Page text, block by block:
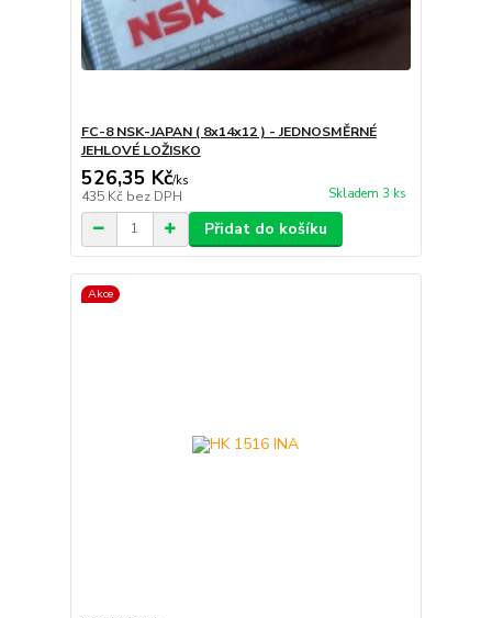
FC-8 NSK-JAPAN ( 8x14x12 ) - JEDNOSMĚRNÉ
JEHLOVÉ LOŽISKO
526,35 Kč/ks
435 Kč bez DPH Skladem 3 ks
Přidat do košíku
Akce